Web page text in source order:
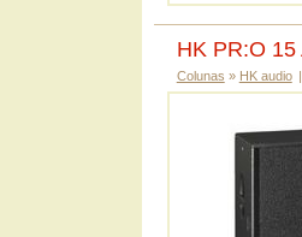
HK PR:O 15
Colunas » HK audio |